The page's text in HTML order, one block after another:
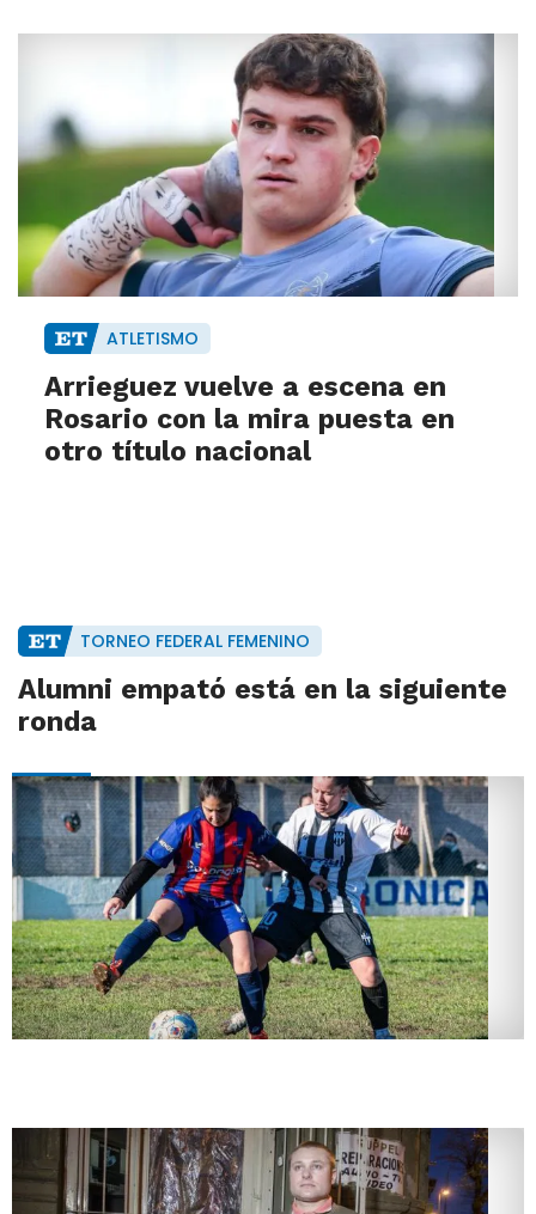
ATLETISMO
Arrieguez vuelve a escena en
Rosario con la mira puesta en
otro título nacional
TORNEO FEDERAL FEMENINO
Alumni empató está en la siguiente
ronda